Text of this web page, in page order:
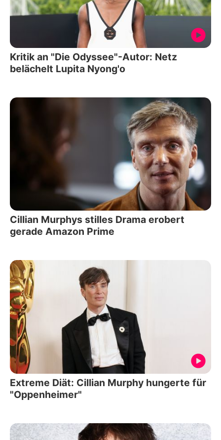
Kritik an "Die Odyssee"-Autor: Netz
belächelt Lupita Nyong'o
Cillian Murphys stilles Drama erobert
gerade Amazon Prime
Extreme Diät: Cillian Murphy hungerte für
"Oppenheimer"